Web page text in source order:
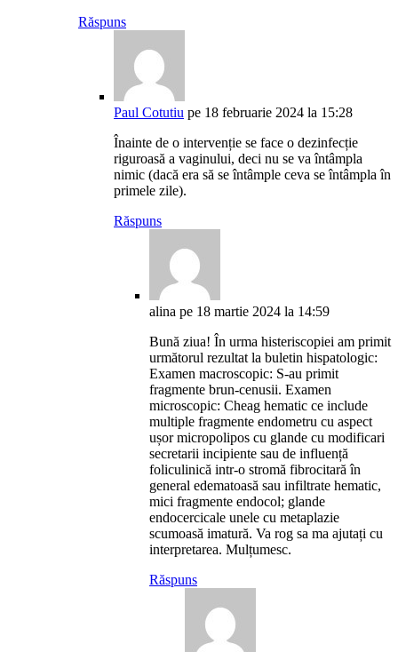
Răspuns
Paul Cotutiu pe 18 februarie 2024 la 15:28
Înainte de o intervenție se face o dezinfecție
riguroasă a vaginului, deci nu se va întâmpla
nimic (dacă era să se întâmple ceva se întâmpla în
primele zile).
Răspuns
alina pe 18 martie 2024 la 14:59
Bună ziua! În urma histeriscopiei am primit
următorul rezultat la buletin hispatologic:
Examen macroscopic: S-au primit
fragmente brun-cenusii. Examen
microscopic: Cheag hematic ce include
multiple fragmente endometru cu aspect
ușor micropolipos cu glande cu modificari
secretarii incipiente sau de influență
foliculinică intr-o stromă fibrocitară în
general edematoasă sau infiltrate hematic,
mici fragmente endocol; glande
endocercicale unele cu metaplazie
scumoasă imatură. Va rog sa ma ajutați cu
interpretarea. Mulțumesc.
Răspuns